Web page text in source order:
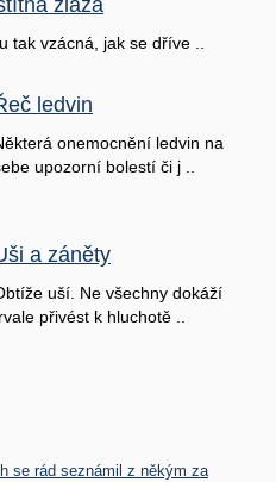
žláza
tak vzácná, jak se dříve ..
ledvin
onemocnění ledvin na
upozorní bolestí či j ..
a záněty
uší. Ne všechny dokáží
přivést k hluchotě ..
se rád seznámil z někým za